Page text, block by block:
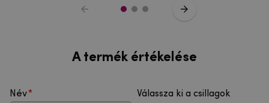
A termék értékelése
Név
Válassza ki a csillagok